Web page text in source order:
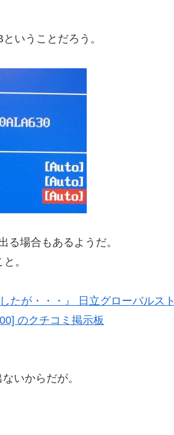
いうことだろう。
る場合もあるようだ。
。
たが・・・』 日立グローバルスト
のクチコミ掲示板
いからだが。